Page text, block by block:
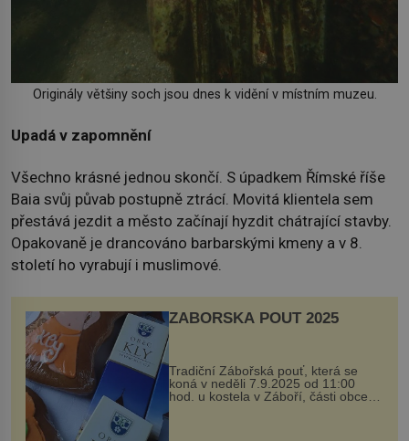
Originály většiny soch jsou dnes k vidění v místním muzeu.
Upadá v zapomnění
Všechno krásné jednou skončí. S úpadkem Římské říše
Baia svůj půvab postupně ztrácí. Movitá klientela sem
přestává jezdit a město začínají hyzdit chátrající stavby.
Opakovaně je drancováno barbarskými kmeny a v 8.
století ho vyrabují i muslimové.
ZÁBOŘSKÁ POUŤ 2025
Tradiční Zábořská pouť, která se
koná v neděli 7.9.2025 od 11:00
hod. u kostela v Záboří, části obce
Kly u Mělníka. V programu naleznete
komentovanou prohlídku kostela,